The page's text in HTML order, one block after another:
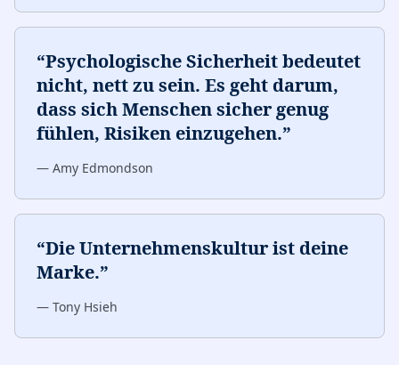
“Psychologische Sicherheit bedeutet
nicht, nett zu sein. Es geht darum,
dass sich Menschen sicher genug
fühlen, Risiken einzugehen.”
— Amy Edmondson
“Die Unternehmenskultur ist deine
Marke.”
— Tony Hsieh